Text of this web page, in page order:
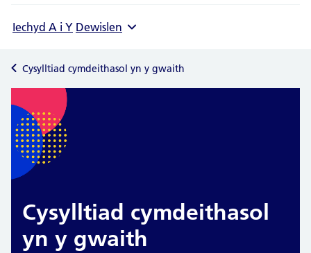
Iechyd A i Y Dewislen
Cysylltiad cymdeithasol yn y gwaith
Cysylltiad cymdeithasol
yn y gwaith